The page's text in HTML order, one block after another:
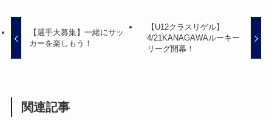
【選手大募集】一緒にサッ
カーを楽しもう！
【U12クラスリゲル】
4/21KANAGAWAルーキー
リーグ開幕！
関連記事